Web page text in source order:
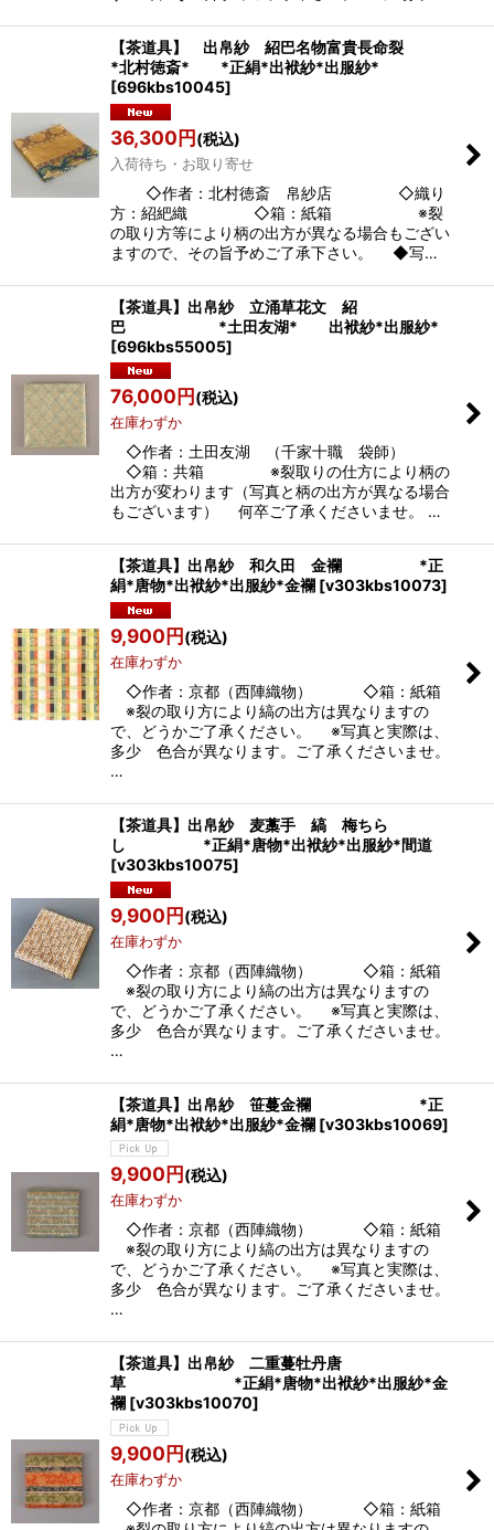
【茶道具】 出帛紗 紹巴名物富貴長命裂
*北村徳斎* *正絹*出袱紗*出服紗*
[696kbs10045]
36,300円(税込)
入荷待ち・お取り寄せ
◇作者：北村徳斎 帛紗店 ◇織り
方：紹紦織 ◇箱：紙箱 ※裂
の取り方等により柄の出方が異なる場合もござい
ますので、その旨予めご了承下さい。 ◆写…
【茶道具】出帛紗 立涌草花文 紹
巴 *土田友湖* 出袱紗*出服紗*
[696kbs55005]
76,000円(税込)
在庫わずか
◇作者：土田友湖 （千家十職 袋師）
◇箱：共箱 ※裂取りの仕方により柄の
出方が変わります（写真と柄の出方が異なる場合
もございます） 何卒ご了承くださいませ。 …
【茶道具】出帛紗 和久田 金襴 *正
絹*唐物*出袱紗*出服紗*金襴 [v303kbs10073]
9,900円(税込)
在庫わずか
◇作者：京都（西陣織物） ◇箱：紙箱
※裂の取り方により縞の出方は異なりますの
で、どうかご了承ください。 ※写真と実際は、
多少 色合が異なります。ご了承くださいませ。
…
【茶道具】出帛紗 麦藁手 縞 梅ちら
し *正絹*唐物*出袱紗*出服紗*間道
[v303kbs10075]
9,900円(税込)
在庫わずか
◇作者：京都（西陣織物） ◇箱：紙箱
※裂の取り方により縞の出方は異なりますの
で、どうかご了承ください。 ※写真と実際は、
多少 色合が異なります。ご了承くださいませ。
…
【茶道具】出帛紗 笹蔓金襴 *正
絹*唐物*出袱紗*出服紗*金襴 [v303kbs10069]
9,900円(税込)
在庫わずか
◇作者：京都（西陣織物） ◇箱：紙箱
※裂の取り方により縞の出方は異なりますの
で、どうかご了承ください。 ※写真と実際は、
多少 色合が異なります。ご了承くださいませ。
…
【茶道具】出帛紗 二重蔓牡丹唐
草 *正絹*唐物*出袱紗*出服紗*金
襴 [v303kbs10070]
9,900円(税込)
在庫わずか
◇作者：京都（西陣織物） ◇箱：紙箱